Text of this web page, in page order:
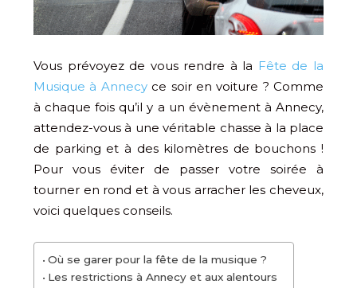
Vous prévoyez de vous rendre à la Fête de la
Musique à Annecyce soir en voiture ? Comme
à chaque fois qu’il y a un évènement à Annecy,
attendez-vous à une véritable chasse à la place
de parking et à des kilomètres de bouchons !
Pour vous éviter de passer votre soirée à
tourner en rond et à vous arracher les cheveux,
voici quelques conseils.
Où se garer pour la fête de la musique ?
Les restrictions à Annecy et aux alentours